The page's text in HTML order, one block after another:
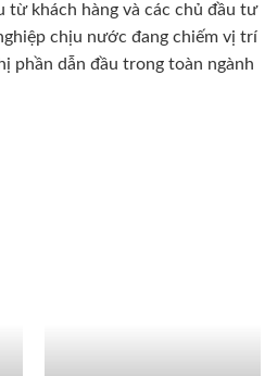
từ khách hàng và các chủ đầu tư
chịu nước đang chiếm vị trí
phần dẫn đầu trong toàn ngành